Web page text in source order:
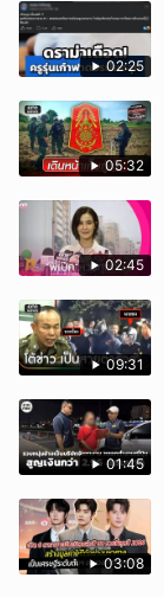
02:25
05:32
02:45
09:31
01:45
03:08